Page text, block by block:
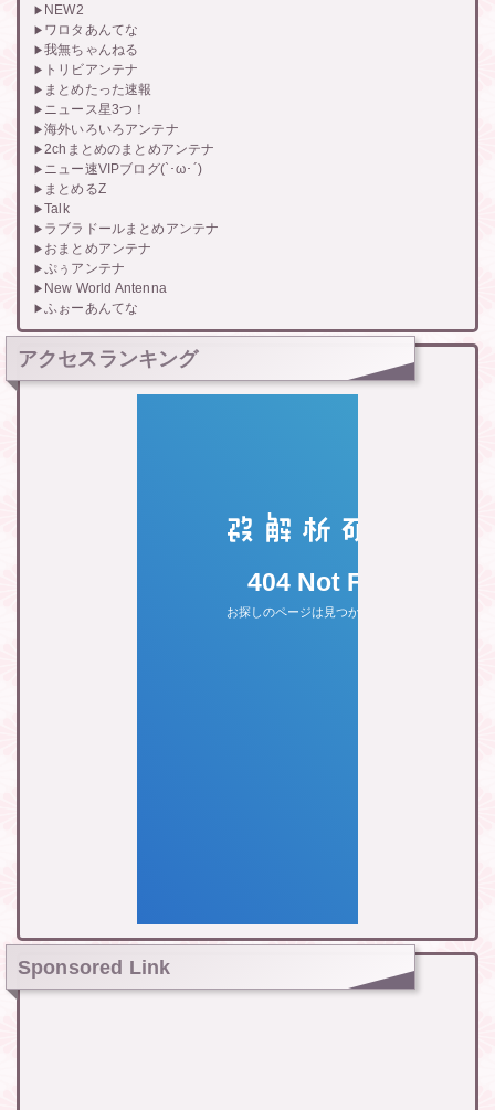
NEW2
ワロタあんてな
我無ちゃんねる
トリビアンテナ
まとめたった速報
ニュース星3つ！
海外いろいろアンテナ
2chまとめのまとめアンテナ
ニュー速VIPブログ(`･ω･´)
まとめるZ
Talk
ラブラドールまとめアンテナ
おまとめアンテナ
ぷぅアンテナ
New World Antenna
ふぉーあんてな
アクセスランキング
Sponsored Link